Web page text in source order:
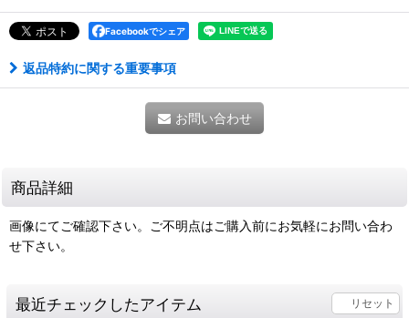
Facebookでシェア
返品特約に関する重要事項
お問い合わせ
商品詳細
画像にてご確認下さい。ご不明点はご購入前にお気軽にお問い合わ
せ下さい。
最近チェックしたアイテム リセット